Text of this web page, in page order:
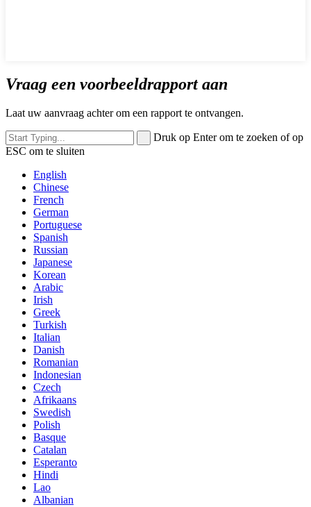
Vraag een voorbeeldrapport aan
Laat uw aanvraag achter om een ​​rapport te ontvangen.
Druk op Enter om te zoeken of op
ESC om te sluiten
English
Chinese
French
German
Portuguese
Spanish
Russian
Japanese
Korean
Arabic
Irish
Greek
Turkish
Italian
Danish
Romanian
Indonesian
Czech
Afrikaans
Swedish
Polish
Basque
Catalan
Esperanto
Hindi
Lao
Albanian